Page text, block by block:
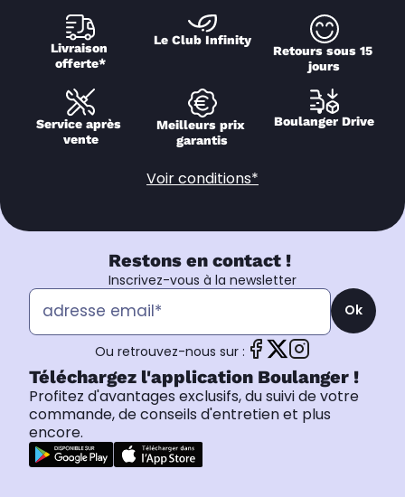
Livraison
offerte*
Le Club Infinity
Retours sous 15
jours
Service après
vente
Meilleurs prix
garantis
Boulanger Drive
Voir conditions*
Restons en contact !
Inscrivez-vous à la newsletter
Ok
Ou retrouvez-nous sur :
Téléchargez l'application Boulanger !
Profitez d'avantages exclusifs, du suivi de votre
commande, de conseils d'entretien et plus
encore.